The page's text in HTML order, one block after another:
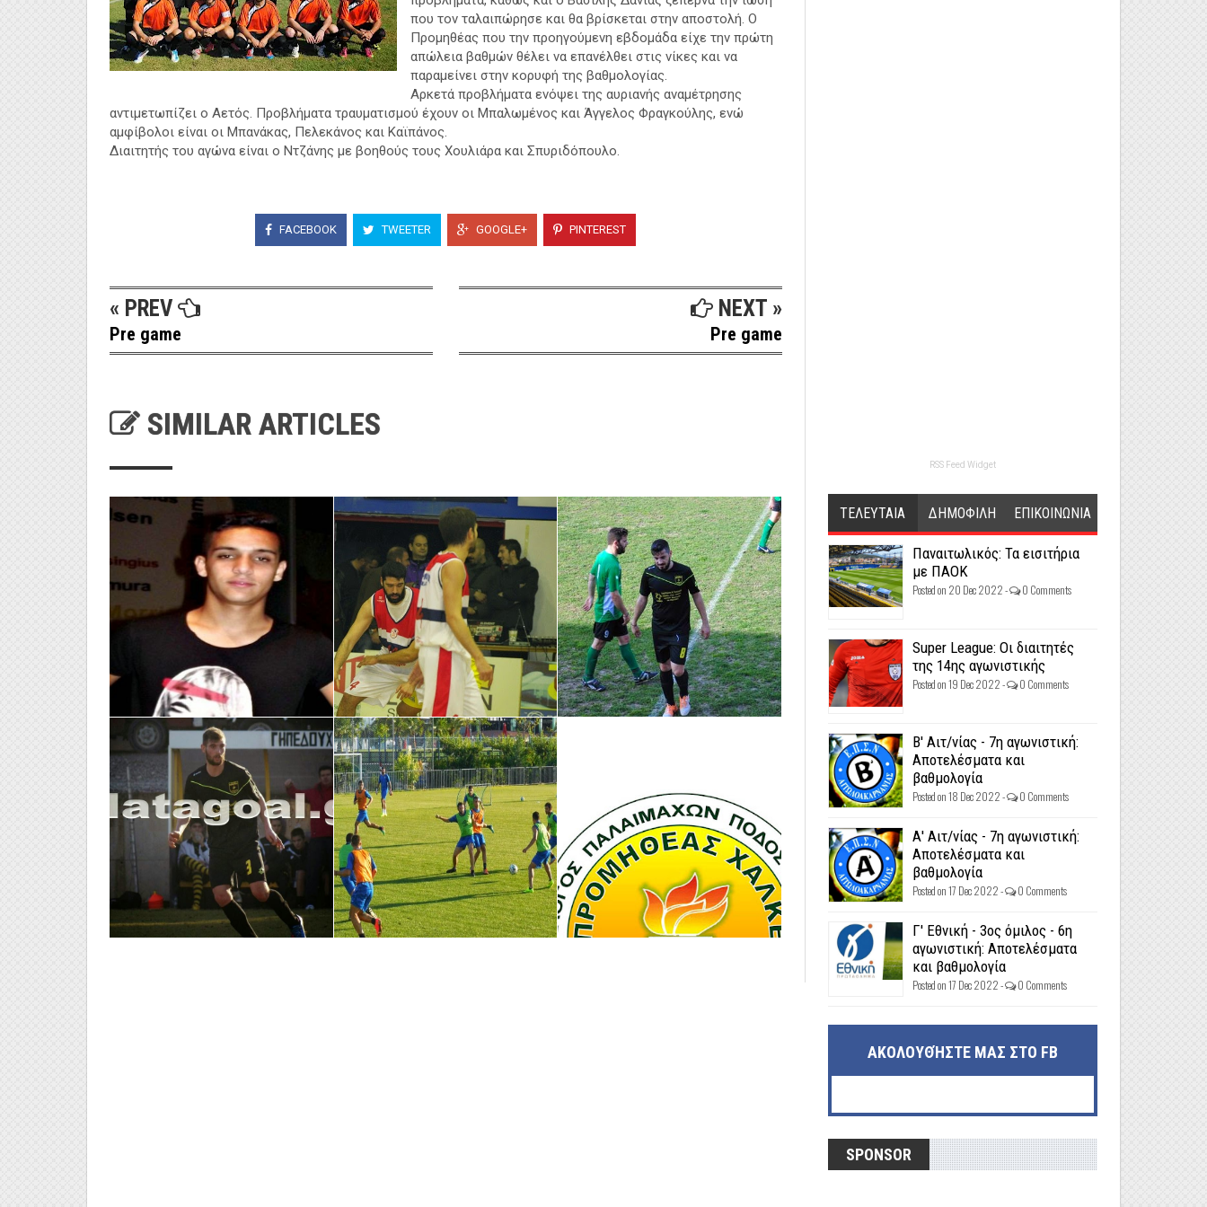
που τον ταλαιπώρησε και θα βρίσκεται στην αποστολή. Ο
Προμηθέας που την προηγούμενη εβδομάδα είχε την πρώτη
απώλεια βαθμών θέλει να επανέλθει στις νίκες και να
παραμείνει στην κορυφή της βαθμολογίας.
Αρκετά προβλήματα ενόψει της αυριανής αναμέτρησης
αντιμετωπίζει ο Αετός. Προβλήματα τραυματισμού έχουν οι Μπαλωμένος και Άγγελος Φραγκούλης, ενώ
αμφίβολοι είναι οι Μπανάκας, Πελεκάνος και Καϊπάνος.
Διαιτητής του αγώνα είναι ο Ντζάνης με βοηθούς τους Χουλιάρα και Σπυριδόπουλο.
FACEBOOK TWEETER GOOGLE+ PINTEREST
« PREV
Pre game
NEXT »
Pre game
SIMILAR ARTICLES
RSS Feed Widget
ΤΕΛΕΥΤΑΙΑ ΔΗΜΟΦΙΛΗ ΕΠΙΚΟΙΝΩΝΙΑ
Παναιτωλικός: Τα εισιτήρια
με ΠΑΟΚ
Posted on 20 Dec 2022 - 0 Comments
Super League: Οι διαιτητές
της 14ης αγωνιστικής
Posted on 19 Dec 2022 - 0 Comments
Β' Αιτ/νίας - 7η αγωνιστική:
Αποτελέσματα και
βαθμολογία
Posted on 18 Dec 2022 - 0 Comments
Α' Αιτ/νίας - 7η αγωνιστική:
Αποτελέσματα και
βαθμολογία
Posted on 17 Dec 2022 - 0 Comments
Γ' Εθνική - 3ος όμιλος - 6η
αγωνιστική: Αποτελέσματα
και βαθμολογία
Posted on 17 Dec 2022 - 0 Comments
ΑΚΟΛΟΥΘΉΣΤΕ ΜΑΣ ΣΤΟ FB
SPONSOR